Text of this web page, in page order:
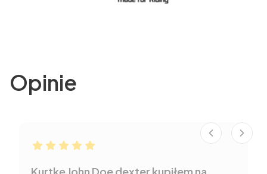
Opinie
Robert dał ocenę: 5
Kurtkę John Doe dexter kupiłem na